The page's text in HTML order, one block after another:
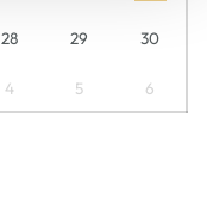
28 29 30
4 5 6